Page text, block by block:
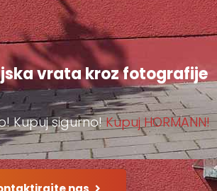
vrata kroz fotografije
Kupuj sigurno! Kupuj HORMANN!